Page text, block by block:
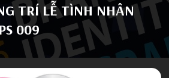
TRÍ LỄ TÌNH NHÂN
009